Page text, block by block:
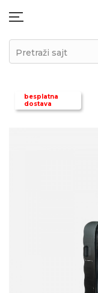
Pretraži sajt
besplatna
dostava